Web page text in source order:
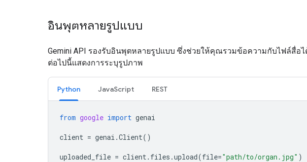
อินพุตหลายรูปแบบ
Gemini API รองรับอินพุตหลายรูปแบบ ซึ่งช่วยให้คุณรวมข้อความกับไฟล์สื่อไ
ต่อไปนี้แสดงการระบุรูปภาพ
Python JavaScript REST
from google import genai
client = genai .Client()
uploaded_file = client. files .upload(file="path/to/organ.jpg" )